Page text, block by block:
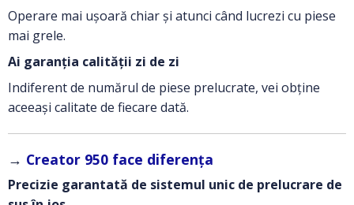
Operare mai ușoară chiar și atunci când lucrezi cu piese
mai grele.
Ai garanția calității zi de zi
Indiferent de numărul de piese prelucrate, vei obține
aceeași calitate de fiecare dată.
→ Creator 950 face diferența
Precizie garantată de sistemul unic de prelucrare de